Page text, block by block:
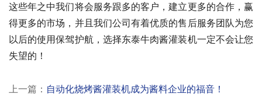
这些年之中我们将会服务跟多的客户，建立更多的合作，赢
得更多的市场，并且我们公司有着优质的售后服务团队为您
以后的使用保驾护航，选择东泰牛肉酱灌装机一定不会让您
失望的！
上一篇： 自动化烧烤酱灌装机成为酱料企业的福音！